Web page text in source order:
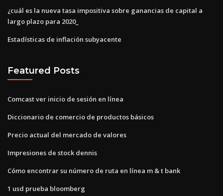
¿cuál es la nueva tasa impositiva sobre ganancias de capital a
largo plazo para 2020_
Estadísticas de inflación subyacente
Featured Posts
Comcast ver inicio de sesión en línea
Diccionario de comercio de productos básicos
Precio actual del mercado de valores
Impresiones de stock dennis
Cómo encontrar su número de ruta en línea m & t bank
1 usd prueba bloomberg